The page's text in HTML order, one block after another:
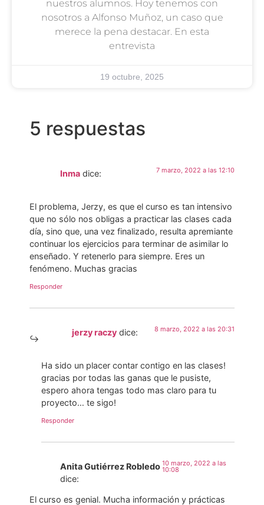
nuestros alumnos. Hoy tenemos con
nosotros a Alfonso Muñoz, un caso que
merece la pena destacar. En esta
entrevista
19 octubre, 2025
5 respuestas
Inma dice: 7 marzo, 2022 a las 12:10
El problema, Jerzy, es que el curso es tan intensivo
que no sólo nos obligas a practicar las clases cada
día, sino que, una vez finalizado, resulta apremiante
continuar los ejercicios para terminar de asimilar lo
enseñado. Y retenerlo para siempre. Eres un
fenómeno. Muchas gracias
Responder
jerzy raczy dice: 8 marzo, 2022 a las 20:31
Ha sido un placer contar contigo en las clases!
gracias por todas las ganas que le pusiste,
espero ahora tengas todo mas claro para tu
proyecto… te sigo!
Responder
Anita Gutiérrez Robledo
dice:
10 marzo, 2022 a las
10:08
El curso es genial. Mucha información y prácticas